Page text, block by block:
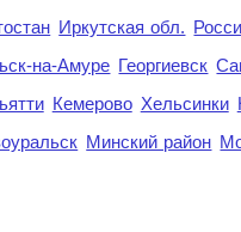
Иркутская обл.
на-Амуре Георгиевск
Кемерово Хельсинки
Минский район